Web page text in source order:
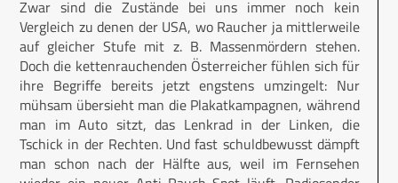
Zwar sind die Zustände bei uns immer noch kein
Vergleich zu denen der USA, wo Raucher ja mittlerweile
auf gleicher Stufe mit z. B. Massenmördern stehen.
Doch die kettenrauchenden Österreicher fühlen sich für
ihre Begriffe bereits jetzt engstens umzingelt: Nur
mühsam übersieht man die Plakatkampagnen, während
man im Auto sitzt, das Lenkrad in der Linken, die
Tschick in der Rechten. Und fast schuldbewusst dämpft
man schon nach der Hälfte aus, weil im Fernsehen